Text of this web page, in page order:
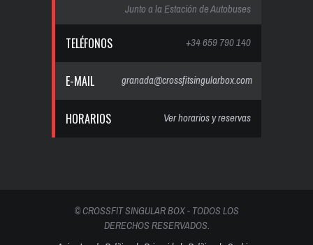
Junto a la Estación de Autobuses
TELÉFONOS +34 659 790 140
E-MAIL granada@crossfitsingularbox.com
HORARIOS Ver horarios y reservas
© CROSSFIT SINGULAR BOX - TODOS LOS
DERECHOS RESERVADOS.